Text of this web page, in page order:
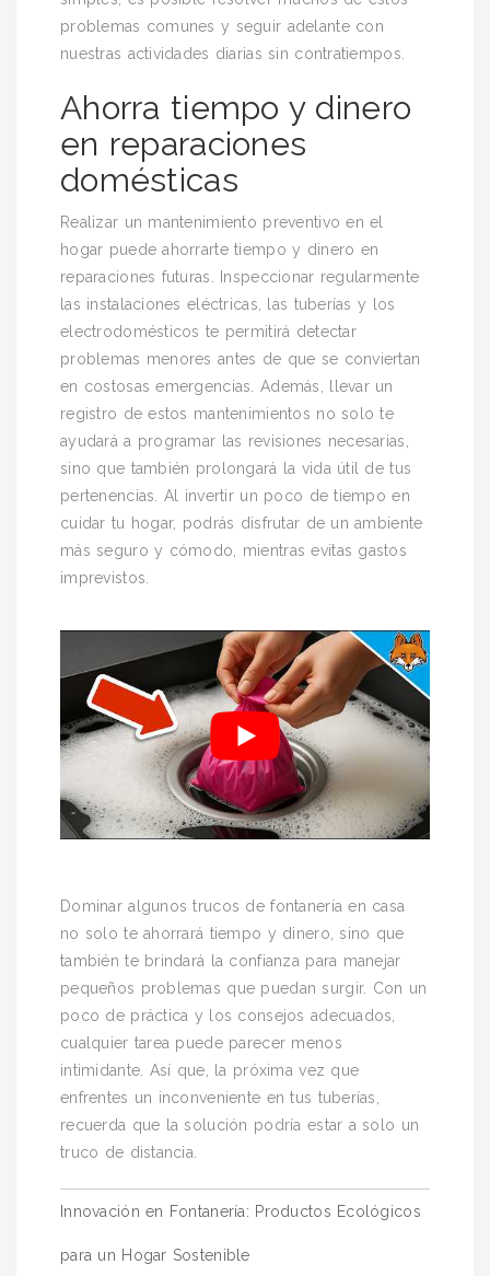
problemas comunes y seguir adelante con
nuestras actividades diarias sin contratiempos.
Ahorra tiempo y dinero
en reparaciones
domésticas
Realizar un mantenimiento preventivo en el
hogar puede ahorrarte tiempo y dinero en
reparaciones futuras. Inspeccionar regularmente
las instalaciones eléctricas, las tuberías y los
electrodomésticos te permitirá detectar
problemas menores antes de que se conviertan
en costosas emergencias. Además, llevar un
registro de estos mantenimientos no solo te
ayudará a programar las revisiones necesarias,
sino que también prolongará la vida útil de tus
pertenencias. Al invertir un poco de tiempo en
cuidar tu hogar, podrás disfrutar de un ambiente
más seguro y cómodo, mientras evitas gastos
imprevistos.
Dominar algunos trucos de fontanería en casa
no solo te ahorrará tiempo y dinero, sino que
también te brindará la confianza para manejar
pequeños problemas que puedan surgir. Con un
poco de práctica y los consejos adecuados,
cualquier tarea puede parecer menos
intimidante. Así que, la próxima vez que
enfrentes un inconveniente en tus tuberías,
recuerda que la solución podría estar a solo un
truco de distancia.
Navegación
de
Innovación en Fontanería: Productos Ecológicos
para un Hogar Sostenible